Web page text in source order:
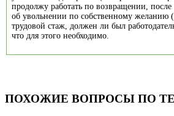
продолжу работать по возвращении,
об увольнении по собственному желанию
трудовой стаж, должен ли был
что для этого необходимо.
ПОХОЖИЕ ВОПРОСЫ ПО